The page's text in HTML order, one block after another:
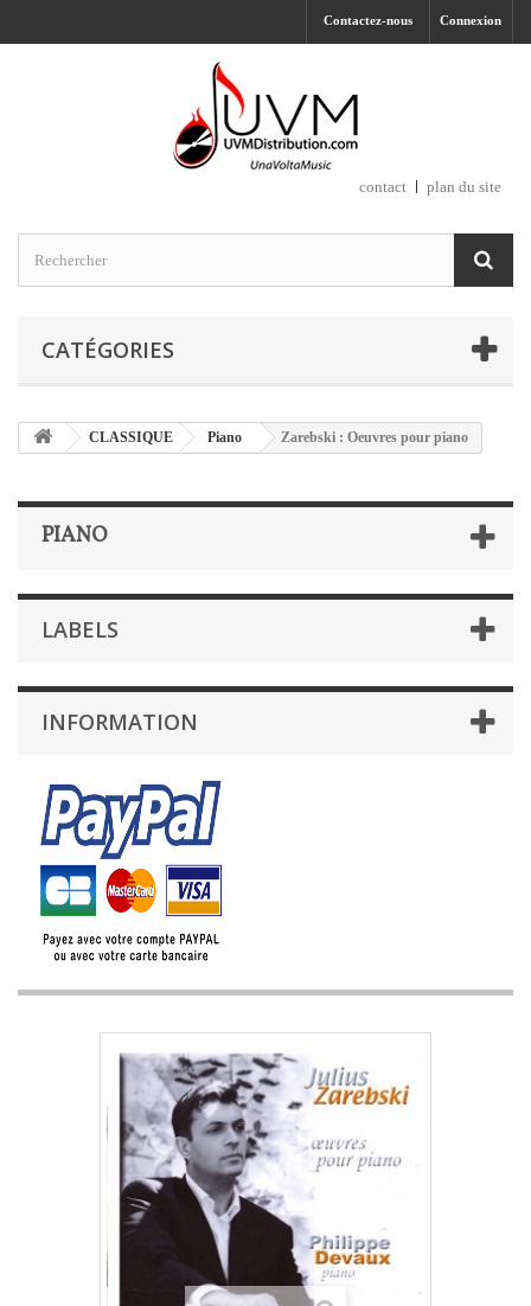
Connexion
Contactez-nous
contact plan du site
CATÉGORIES
CLASSIQUE Piano Zarebski : Oeuvres pour piano
PIANO
LABELS
INFORMATION